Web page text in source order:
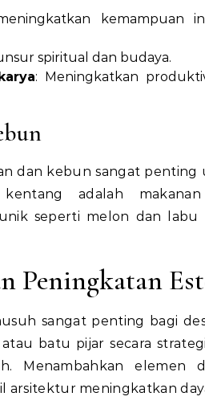
kemampuan
spiritual dan budaya.
: Meningkatkan
dan kebun sangat
adalah makanan
seperti melon dan labu
Peningkatan
sangat penting bagi
batu pijar secara
Menambahkan elemen
arsitektur meningkatkan